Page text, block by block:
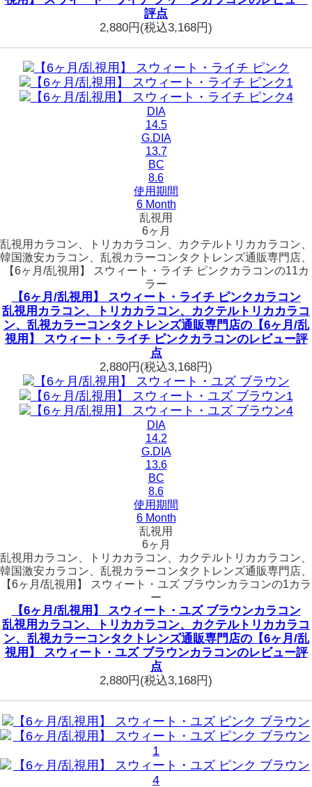
評点
2,880円 (税込3,168円)
DIA
14.5
G.DIA
13.7
BC
8.6
使用期間
6 Month
乱視用
6ヶ月
乱視用カラコン、トリカカラコン、カクテルトリカカラコン、
韓国激安カラコン、乱視カラーコンタクトレンズ通販専門店、
【6ヶ月/乱視用】 スウィート・ライチ ピンクカラコンの11カ
ラー
【6ヶ月/乱視用】 スウィート・ライチ ピンクカラコン
乱視用カラコン、トリカカラコン、カクテルトリカカラコ
ン、乱視カラーコンタクトレンズ通販専門店の【6ヶ月/乱
視用】 スウィート・ライチ ピンクカラコンのレビュー評
点
2,880円 (税込3,168円)
DIA
14.2
G.DIA
13.6
BC
8.6
使用期間
6 Month
乱視用
6ヶ月
乱視用カラコン、トリカカラコン、カクテルトリカカラコン、
韓国激安カラコン、乱視カラーコンタクトレンズ通販専門店、
【6ヶ月/乱視用】 スウィート・ユズ ブラウンカラコンの1カラ
ー
【6ヶ月/乱視用】 スウィート・ユズ ブラウンカラコン
乱視用カラコン、トリカカラコン、カクテルトリカカラコ
ン、乱視カラーコンタクトレンズ通販専門店の【6ヶ月/乱
視用】 スウィート・ユズ ブラウンカラコンのレビュー評
点
2,880円 (税込3,168円)